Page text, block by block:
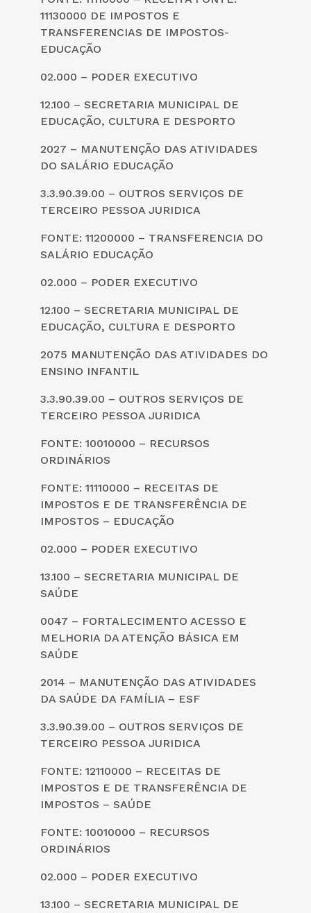
11130000 DE IMPOSTOS E
TRANSFERENCIAS DE IMPOSTOS-
EDUCAÇÃO
02.000 – PODER EXECUTIVO
12.100 – SECRETARIA MUNICIPAL DE
EDUCAÇÃO, CULTURA E DESPORTO
2027 – MANUTENÇÃO DAS ATIVIDADES
DO SALÁRIO EDUCAÇÃO
3.3.90.39.00 – OUTROS SERVIÇOS DE
TERCEIRO PESSOA JURIDICA
FONTE: 11200000 – TRANSFERENCIA DO
SALÁRIO EDUCAÇÃO
02.000 – PODER EXECUTIVO
12.100 – SECRETARIA MUNICIPAL DE
EDUCAÇÃO, CULTURA E DESPORTO
2075 MANUTENÇÃO DAS ATIVIDADES DO
ENSINO INFANTIL
3.3.90.39.00 – OUTROS SERVIÇOS DE
TERCEIRO PESSOA JURIDICA
FONTE: 10010000 – RECURSOS
ORDINÁRIOS
FONTE: 11110000 – RECEITAS DE
IMPOSTOS E DE TRANSFERÊNCIA DE
IMPOSTOS – EDUCAÇÃO
02.000 – PODER EXECUTIVO
13.100 – SECRETARIA MUNICIPAL DE
SAÚDE
0047 – FORTALECIMENTO ACESSO E
MELHORIA DA ATENÇÃO BÁSICA EM
SAÚDE
2014 – MANUTENÇÃO DAS ATIVIDADES
DA SAÚDE DA FAMÍLIA – ESF
3.3.90.39.00 – OUTROS SERVIÇOS DE
TERCEIRO PESSOA JURIDICA
FONTE: 12110000 – RECEITAS DE
IMPOSTOS E DE TRANSFERÊNCIA DE
IMPOSTOS – SAÚDE
FONTE: 10010000 – RECURSOS
ORDINÁRIOS
02.000 – PODER EXECUTIVO
13.100 – SECRETARIA MUNICIPAL DE